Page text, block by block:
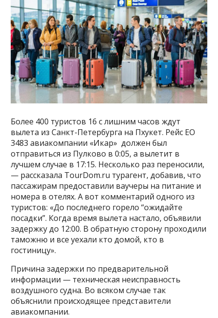
Более 400 туристов 16 с лишним часов ждут
вылета из Санкт-Петербурга на Пхукет. Рейс EO
3483 авиакомпании «Икар» должен был
отправиться из Пулково в 0:05, а вылетит в
лучшем случае в 17:15. Несколько раз переносили,
— рассказала TourDom.ru турагент, добавив, что
пассажирам предоставили ваучеры на питание и
номера в отелях. А вот комментарий одного из
туристов: «До последнего горело “ожидайте
посадки”. Когда время вылета настало, объявили
задержку до 12:00. В обратную сторону проходили
таможню и все уехали кто домой, кто в
гостиницу».
Причина задержки по предварительной
информации — техническая неисправность
воздушного судна. Во всяком случае так
объяснили происходящее представители
авиакомпании.